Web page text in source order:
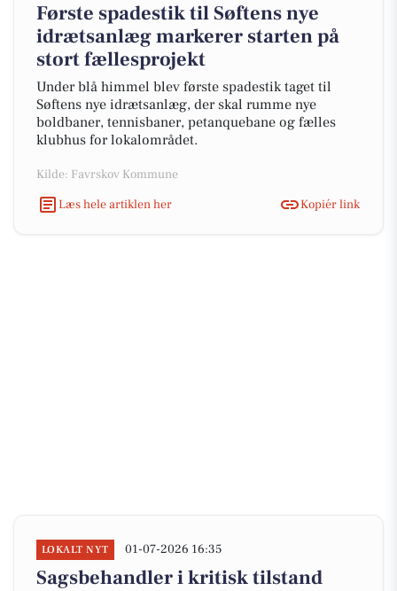
Første spadestik til Søftens nye
idrætsanlæg markerer starten på
stort fællesprojekt
Under blå himmel blev første spadestik taget til
Søftens nye idrætsanlæg, der skal rumme nye
boldbaner, tennisbaner, petanquebane og fælles
klubhus for lokalområdet.
Kilde: Favrskov Kommune
Læs hele artiklen her
Kopiér link
LOKALT NYT 01-07-2026 16:35
Sagsbehandler i kritisk tilstand